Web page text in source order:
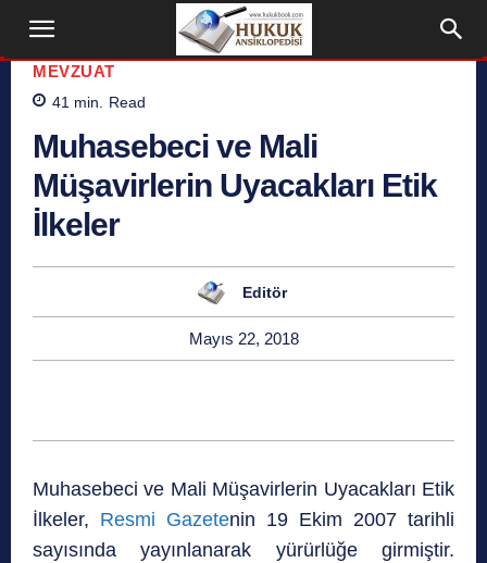
MEVZUAT
41 min. Read
Muhasebeci ve Mali
Müşavirlerin Uyacakları Etik
İlkeler
Editör
Mayıs 22, 2018
Muhasebeci ve Mali Müşavirlerin Uyacakları Etik
İlkeler, Resmi Gazetenin 19 Ekim 2007 tarihli
sayısında yayınlanarak yürürlüğe girmiştir.